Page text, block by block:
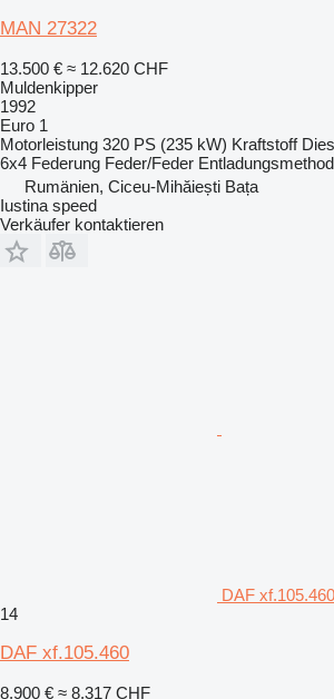
MAN 27322
13.500 € ≈ 12.620 CHF
Muldenkipper
1992
Euro 1
Motorleistung 320 PS (235 kW) Kraftstoff
6x4 Federung Feder/Feder
Rumänien, Ciceu-Mihăiești Bața
Iustina speed
Verkäufer kontaktieren
DAF
14
DAF xf.105.460
8.900 € ≈ 8.317 CHF